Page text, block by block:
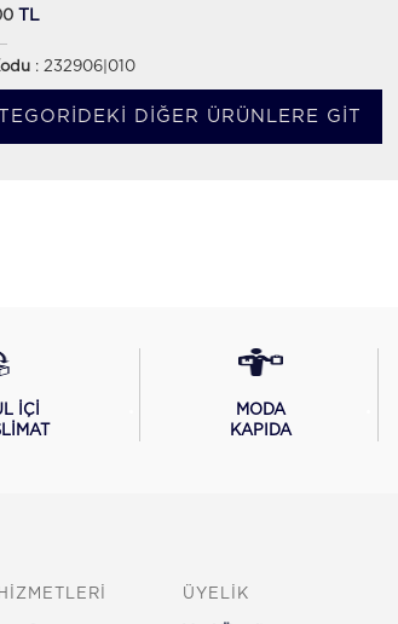
TL
: 232906|010
DIĞER ÜRÜNLERE GIT
İÇİ
MODA
KAPIDA
ÜYELİK